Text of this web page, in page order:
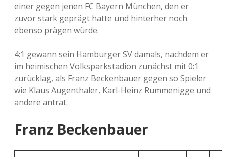
einer gegen jenen FC Bayern München, den er
zuvor stark geprägt hatte und hinterher noch
ebenso prägen würde.
4:1 gewann sein Hamburger SV damals, nachdem er
im heimischen Volksparkstadion zunächst mit 0:1
zurücklag, als Franz Beckenbauer gegen so Spieler
wie Klaus Augenthaler, Karl-Heinz Rummenigge und
andere antrat.
Franz Beckenbauer